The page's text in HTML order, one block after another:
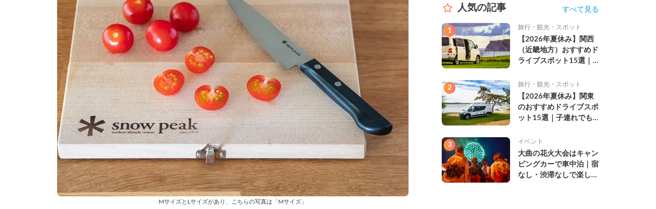
MサイズとLサイズがあり、こちらの写真は「Mサイズ」
人気の記事 すべて見る
1 旅行・観光・スポット
【2026年夏休み】関西
（近畿地方）おすすめド
ライブスポット15選｜
名所を紹介
2 旅行・観光・スポット
【2026年夏休み】関東
のおすすめドライブスポ
ット15選｜子連れでも
ルメ・温泉を徹底解説
3 イベント
大曲の花火大会はキャン
ピングカーで車中泊｜宿
なし・渋滞なしで楽しむ